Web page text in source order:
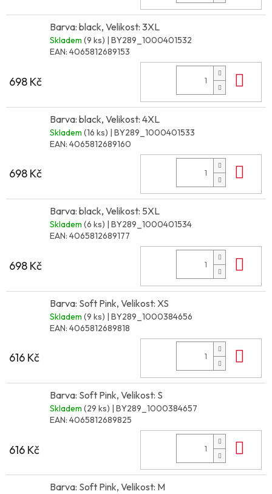
Barva: black, Velikost: 3XL
Skladem (9 ks) | BY289_1000401532
EAN: 4065812689153
698 Kč
Barva: black, Velikost: 4XL
Skladem (16 ks) | BY289_1000401533
EAN: 4065812689160
698 Kč
Barva: black, Velikost: 5XL
Skladem (6 ks) | BY289_1000401534
EAN: 4065812689177
698 Kč
Barva: Soft Pink, Velikost: XS
Skladem (9 ks) | BY289_1000384656
EAN: 4065812689818
616 Kč
Barva: Soft Pink, Velikost: S
Skladem (29 ks) | BY289_1000384657
EAN: 4065812689825
616 Kč
Barva: Soft Pink, Velikost: M